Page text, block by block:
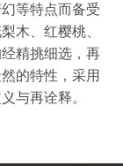
等特点而备受
木、红樱桃、
精挑细选，再
的特性，采用
与再诠释。